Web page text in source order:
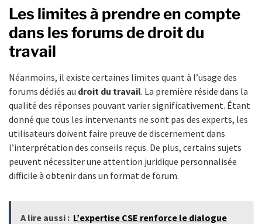
Les limites à prendre en compte
dans les forums de droit du
travail
Néanmoins, il existe certaines limites quant à l’usage des
forums dédiés au droit du travail. La première réside dans la
qualité des réponses pouvant varier significativement. Étant
donné que tous les intervenants ne sont pas des experts, les
utilisateurs doivent faire preuve de discernement dans
l’interprétation des conseils reçus. De plus, certains sujets
peuvent nécessiter une attention juridique personnalisée
difficile à obtenir dans un format de forum.
A lire aussi : L’expertise CSE renforce le dialogue